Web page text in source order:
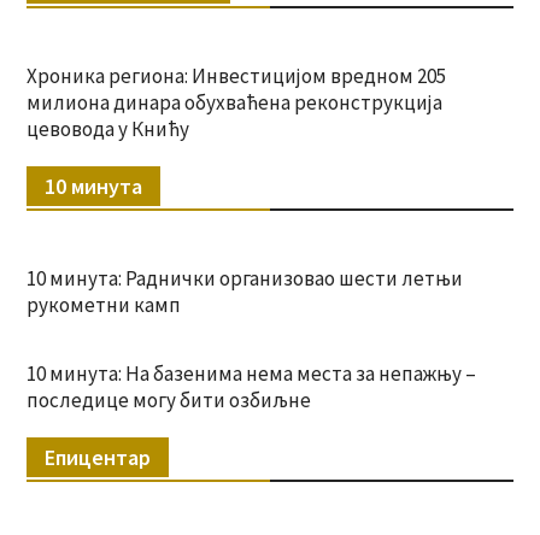
Хроника региона: Инвестицијом вредном 205
милиона динара обухваћена реконструкција
цевовода у Книћу
10 минута
10 минута: Раднички организовао шести летњи
рукометни камп
10 минута: На базенима нема места за непажњу –
последице могу бити озбиљне
Епицентар